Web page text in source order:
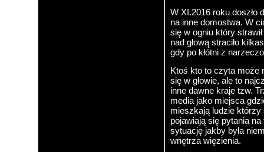
W XI.2016 roku doszło
na inne domostwa. W
się w ogniu który
nad głową straciło
gdy po kłótni z
Ktoś kto to czyta może
się w głowie, ale to
inne dawne kraje tzw.
media jako miejsca
mieszkają ludzie którzy
pojawiają się pytania
sytuację jakby była
wnętrza więzienia.